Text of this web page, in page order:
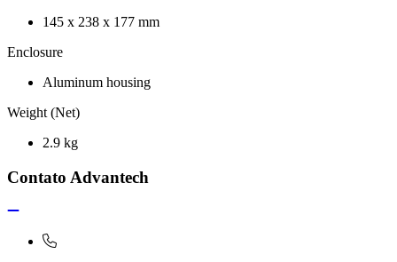
145 x 238 x 177 mm
Enclosure
Aluminum housing
Weight (Net)
2.9 kg
Contato Advantech